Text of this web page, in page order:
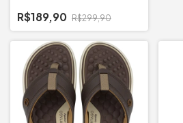
R$189,90 R$299,90